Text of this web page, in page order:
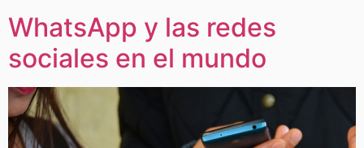
WhatsApp y las redes
sociales en el mundo